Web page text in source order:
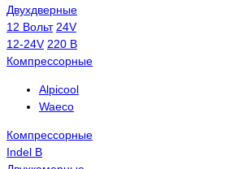
Двухдверные
12 Вольт 24V
12-24V 220 В
Компрессорные
Alpicool
Waeco
Компрессорные
Indel B